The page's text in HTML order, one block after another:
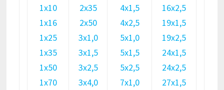
1х10
1х16
1х25
1х35
1х50
1х70
2х35
2х50
3х1,0
3х1,5
3х2,5
3х4,0
4х1,5
4х2,5
5х1,0
5х1,5
5х2,5
7х1,0
16х2,5
19х1,5
19х2,5
24х1,5
24х2,5
27х1,5